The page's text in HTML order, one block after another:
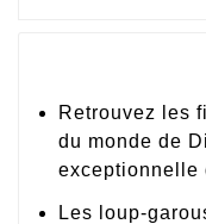
Retrouvez les
du monde de
exceptionnelle
Les loup-